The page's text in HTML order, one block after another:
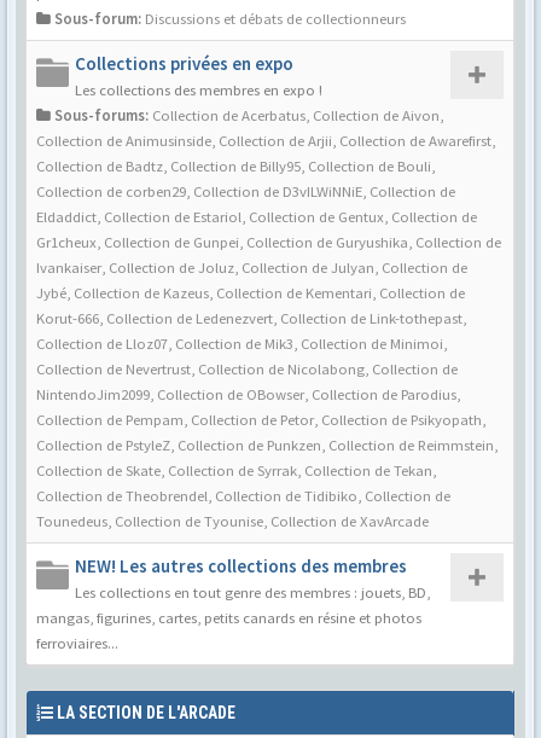
Sous-forum: Discussions et débats de collectionneurs
Collections privées en expo
Les collections des membres en expo !
Sous-forums: Collection de Acerbatus Collection de Aivon
Collection de Animusinside Collection de Arjii Collection de Awarefirst
Collection de Badtz Collection de Billy95 Collection de Bouli
Collection de corben29 Collection de D3vILWiNNiE Collection de
Eldaddict Collection de Estariol Collection de Gentux Collection de
Gr1cheux Collection de Gunpei Collection de Guryushika Collection de
Ivankaiser Collection de Joluz Collection de Julyan Collection de
Jybé Collection de Kazeus Collection de Kementari Collection de
Korut-666 Collection de Ledenezvert Collection de Link-tothepast
Collection de Lloz07 Collection de Mik3 Collection de Minimoi
Collection de Nevertrust Collection de Nicolabong Collection de
NintendoJim2099 Collection de OBowser Collection de Parodius
Collection de Pempam Collection de Petor Collection de Psikyopath
Collection de PstyleZ Collection de Punkzen Collection de Reimmstein
Collection de Skate Collection de Syrrak Collection de Tekan
Collection de Theobrendel Collection de Tidibiko Collection de
Tounedeus Collection de Tyounise Collection de XavArcade
NEW! Les autres collections des membres
Les collections en tout genre des membres : jouets, BD,
mangas, figurines, cartes, petits canards en résine et photos
ferroviaires...
LA SECTION DE L'ARCADE